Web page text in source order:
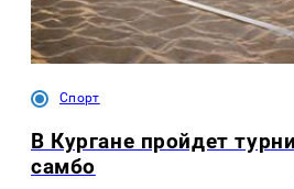
Спорт
В Кургане пройдет
самбо